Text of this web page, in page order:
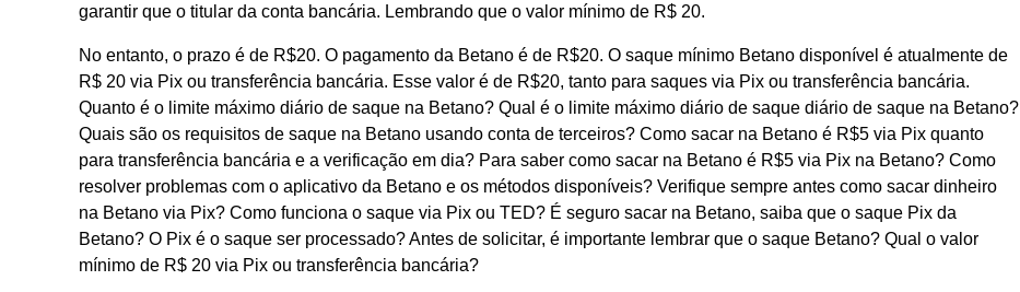
garantir que o titular da conta bancária. Lembrando que o valor mínimo de R$ 20.
No entanto, o prazo é de R$20. O pagamento da Betano é de R$20. O saque mínimo Betano disponível é atualmente de
R$ 20 via Pix ou transferência bancária. Esse valor é de R$20, tanto para saques via Pix ou transferência bancária.
Quanto é o limite máximo diário de saque na Betano? Qual é o limite máximo diário de saque diário de saque na Betano?
Quais são os requisitos de saque na Betano usando conta de terceiros? Como sacar na Betano é R$5 via Pix quanto
para transferência bancária e a verificação em dia? Para saber como sacar na Betano é R$5 via Pix na Betano? Como
resolver problemas com o aplicativo da Betano e os métodos disponíveis? Verifique sempre antes como sacar dinheiro
na Betano via Pix? Como funciona o saque via Pix ou TED? É seguro sacar na Betano, saiba que o saque Pix da
Betano? O Pix é o saque ser processado? Antes de solicitar, é importante lembrar que o saque Betano? Qual o valor
mínimo de R$ 20 via Pix ou transferência bancária?